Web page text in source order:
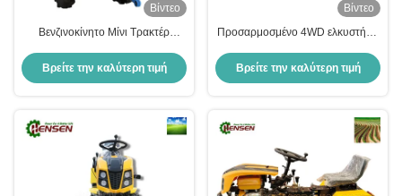
Βίντεο
Βενζινοκίνητο Μίνι Τρακτέρ
Βρείτε την καλύτερη τιμή
Βίντεο
Προσαρμοσμένο 4WD ελκυστήρα
αγροτικό εξοπλισμό
Βρείτε την καλύτερη τιμή